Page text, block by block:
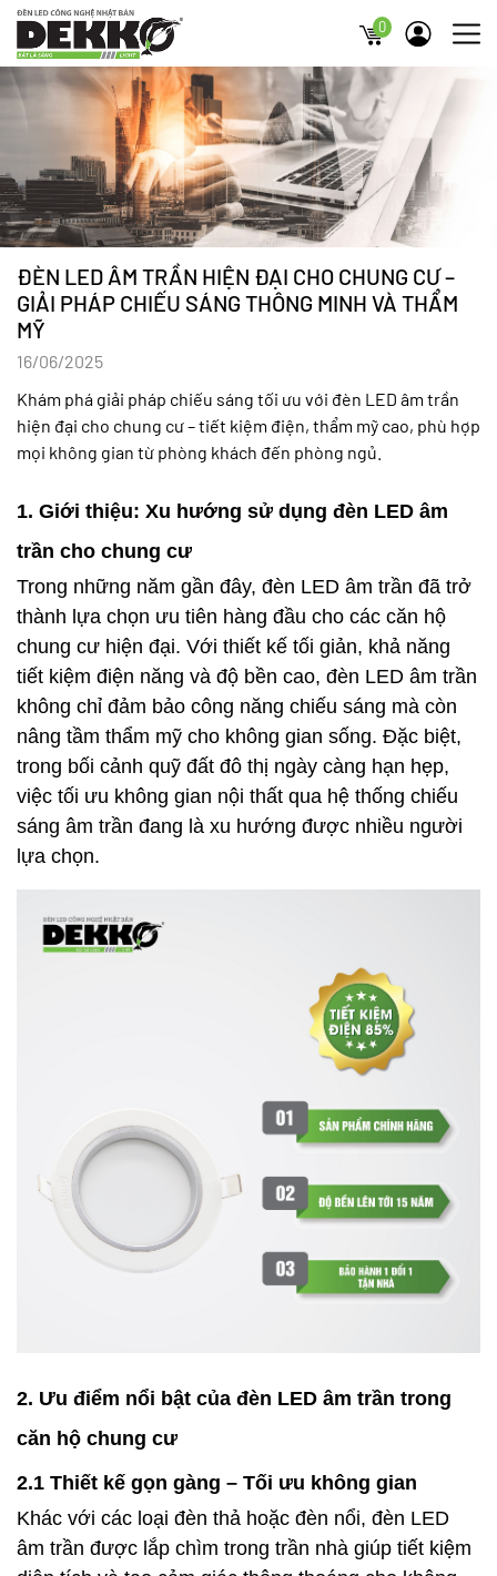
0
ĐÈN LED ÂM TRẦN HIỆN ĐẠI CHO CHUNG CƯ –
GIẢI PHÁP CHIẾU SÁNG THÔNG MINH VÀ THẨM
MỸ
16/06/2025
Khám phá giải pháp chiếu sáng tối ưu với đèn LED âm trần
hiện đại cho chung cư – tiết kiệm điện, thẩm mỹ cao, phù hợp
mọi không gian từ phòng khách đến phòng ngủ.
1. Giới thiệu: Xu hướng sử dụng đèn LED âm
trần cho chung cư
Trong những năm gần đây, đèn LED âm trần đã trở
thành lựa chọn ưu tiên hàng đầu cho các căn hộ
chung cư hiện đại. Với thiết kế tối giản, khả năng
tiết kiệm điện năng và độ bền cao, đèn LED âm trần
không chỉ đảm bảo công năng chiếu sáng mà còn
nâng tầm thẩm mỹ cho không gian sống. Đặc biệt,
trong bối cảnh quỹ đất đô thị ngày càng hạn hẹp,
việc tối ưu không gian nội thất qua hệ thống chiếu
sáng âm trần đang là xu hướng được nhiều người
lựa chọn.
2. Ưu điểm nổi bật của đèn LED âm trần trong
căn hộ chung cư
2.1 Thiết kế gọn gàng – Tối ưu không gian
Khác với các loại đèn thả hoặc đèn nổi, đèn LED
âm trần được lắp chìm trong trần nhà giúp tiết kiệm